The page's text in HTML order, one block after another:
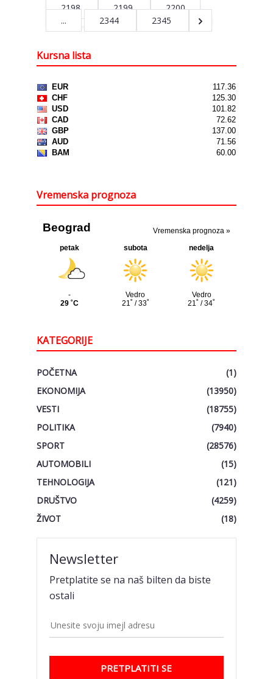
2198
2199
2200
...
2344 2345
Kursna lista
Vremenska prognoza
KATEGORIJE
POČETNA
(1)
EKONOMIJA
(13950)
VESTI
(18755)
POLITIKA
(7940)
SPORT
(28576)
AUTOMOBILI
(15)
TEHNOLOGIJA
(121)
DRUŠTVO
(4259)
ŽIVOT
(18)
Newsletter
Pretplatite se na naš bilten da biste
ostali
PRETPLATITI SE